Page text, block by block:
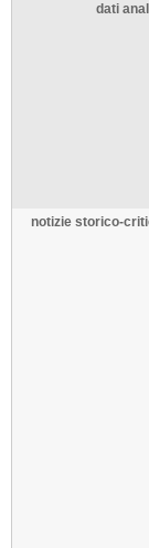
dati
notizie storico-